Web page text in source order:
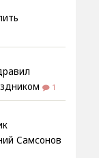
1
Самсонов